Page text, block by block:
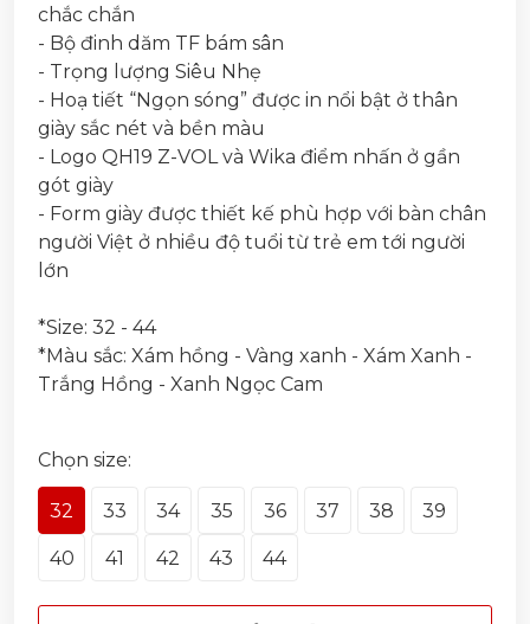
chắc chắn
- Bộ đinh dăm TF bám sân
- Trọng lượng Siêu Nhẹ
- Hoạ tiết “Ngọn sóng” được in nổi bật ở thân
giày sắc nét và bền màu
- Logo QH19 Z-VOL và Wika điểm nhấn ở gần
gót giày
- Form giày được thiết kế phù hợp với bàn chân
người Việt ở nhiều độ tuổi từ trẻ em tới người
lớn
*Size: 32 - 44
*Màu sắc: Xám hồng - Vàng xanh - Xám Xanh -
Trắng Hồng - Xanh Ngọc Cam
Chọn size:
32 33 34 35 36 37 38 39
40 41 42 43 44